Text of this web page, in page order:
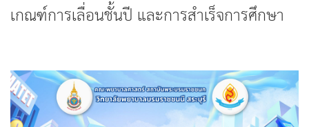
เกณฑ์การเลื่อนชั้นปี และการสำเร็จการศึกษา